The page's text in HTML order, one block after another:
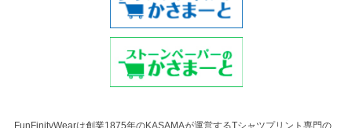
FunFinityWearは創業1875年のKASAMAが運営するTシャツプリント専門の